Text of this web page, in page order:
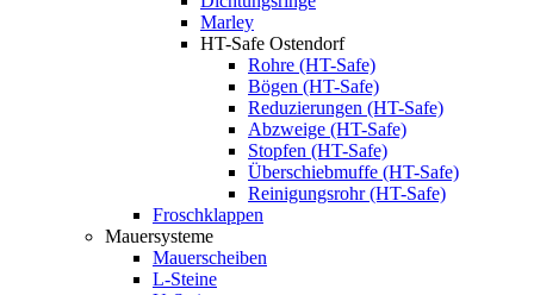
Marley
HT-Safe Ostendorf
Rohre (HT-Safe)
Bögen (HT-Safe)
Reduzierungen (HT-Safe)
Abzweige (HT-Safe)
Stopfen (HT-Safe)
Überschiebmuffe (HT-Safe)
Reinigungsrohr (HT-Safe)
Froschklappen
Mauersysteme
Mauerscheiben
L-Steine